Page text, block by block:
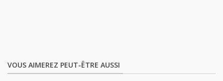
VOUS AIMEREZ PEUT-ÊTRE AUSSI